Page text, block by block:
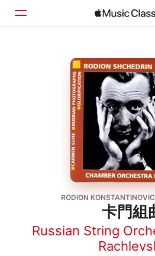
RODION
卡門組
Russian String